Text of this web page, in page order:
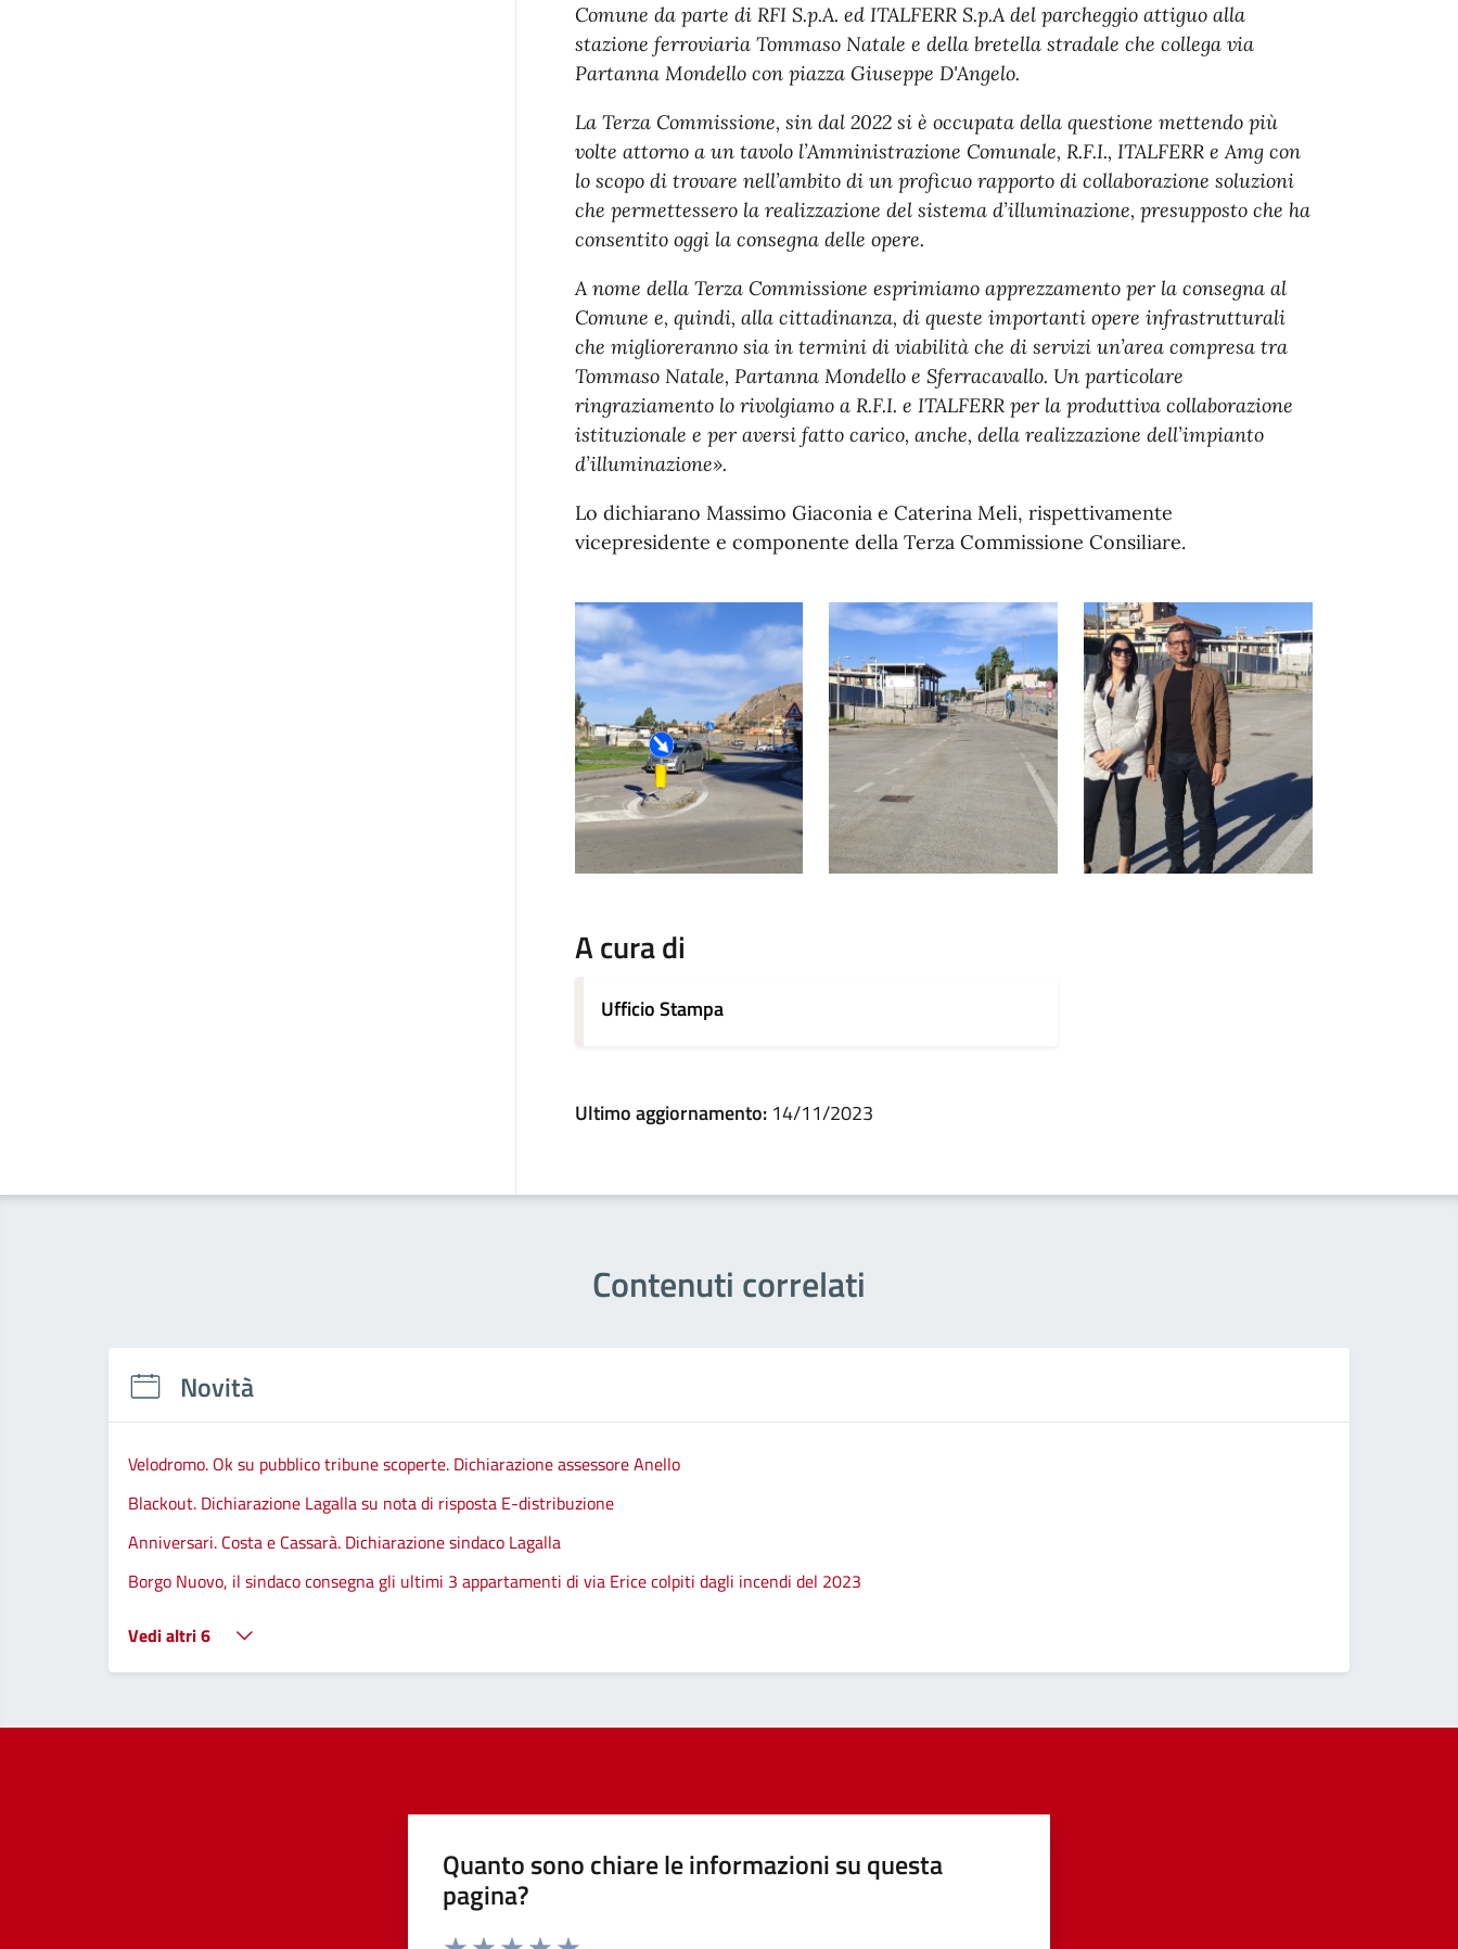
Comune da parte di RFI S.p.A. ed ITALFERR S.p.A del parcheggio attiguo alla
stazione ferroviaria Tommaso Natale e della bretella stradale che collega via
Partanna Mondello con piazza Giuseppe D'Angelo.
La Terza Commissione, sin dal 2022 si è occupata della questione mettendo più
volte attorno a un tavolo l’Amministrazione Comunale, R.F.I., ITALFERR e Amg con
lo scopo di trovare nell’ambito di un proficuo rapporto di collaborazione soluzioni
che permettessero la realizzazione del sistema d’illuminazione, presupposto che ha
consentito oggi la consegna delle opere.
A nome della Terza Commissione esprimiamo apprezzamento per la consegna al
Comune e, quindi, alla cittadinanza, di queste importanti opere infrastrutturali
che miglioreranno sia in termini di viabilità che di servizi un’area compresa tra
Tommaso Natale, Partanna Mondello e Sferracavallo. Un particolare
ringraziamento lo rivolgiamo a R.F.I. e ITALFERR per la produttiva collaborazione
istituzionale e per aversi fatto carico, anche, della realizzazione dell’impianto
d’illuminazione».
Lo dichiarano Massimo Giaconia e Caterina Meli, rispettivamente
vicepresidente e componente della Terza Commissione Consiliare.
A cura di
Ufficio Stampa
Ultimo aggiornamento: 14/11/2023
Contenuti correlati
Novità
Velodromo. Ok su pubblico tribune scoperte. Dichiarazione assessore Anello
Blackout. Dichiarazione Lagalla su nota di risposta E-distribuzione
Anniversari. Costa e Cassarà. Dichiarazione sindaco Lagalla
Borgo Nuovo, il sindaco consegna gli ultimi 3 appartamenti di via Erice colpiti dagli incendi del 2023
Vedi altri 6
Quanto sono chiare le informazioni su questa
pagina?